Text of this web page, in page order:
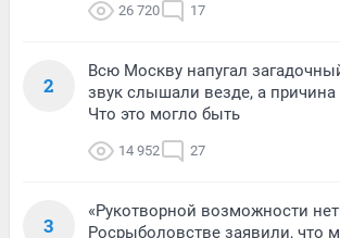
26 720 17
2
Всю Москву напугал
звук слышали везде, а причина
Что это могло быть
14 952 27
3
«Рукотворной возможности
Росрыболовстве заявили, что